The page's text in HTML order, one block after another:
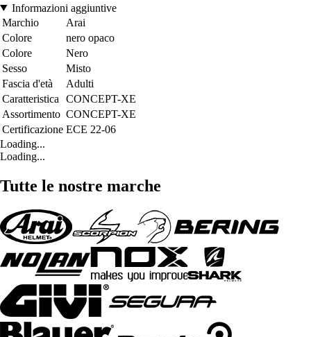
Informazioni aggiuntive
Marchio
Arai
Colore
nero opaco
Colore
Nero
Sesso
Misto
Fascia d'età
Adulti
Caratteristica
CONCEPT-XE
Assortimento CONCEPT-XE
Certificazione ECE 22-06
Loading...
Loading...
Tutte le nostre marche